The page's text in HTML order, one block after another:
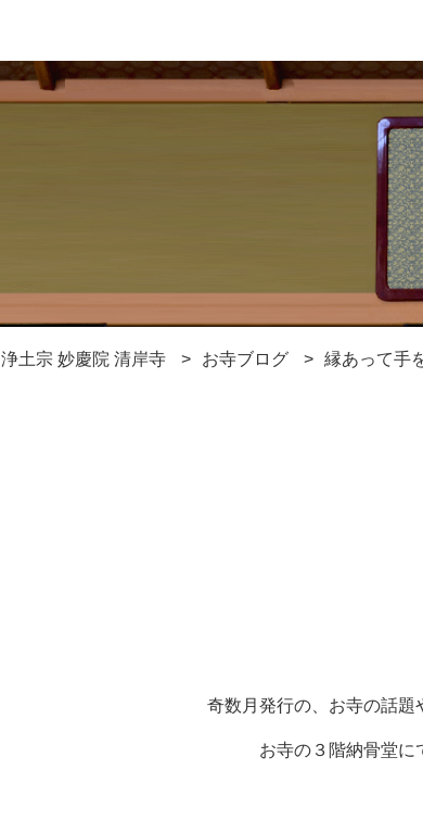
浄土宗 妙慶院 清岸寺 お寺ブログ 縁あって手
奇数月発行の、お寺の話題
お寺の３階納骨堂に